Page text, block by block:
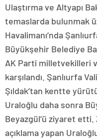
Ulaştırma ve Altyapı
temaslarda bulunmak
Havalimanı’nda
Büyükşehir Belediye
AK Parti milletvekilleri
karşılandı. Şanlıurfa
Şıldak’tan kentte
Uraloğlu daha sonra
Beyazgül’ü ziyaret
açıklama yapan